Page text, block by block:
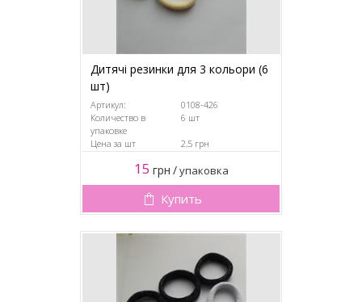
Дитячі резинки для 3 кольори (6
шт)
Артикул:
0108-426
Количество в
упаковке
6 шт
Цена за шт 2,5 грн
15 грн /упаковка
Купить